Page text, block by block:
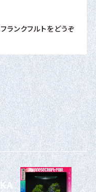
ランクフルトをどうぞ